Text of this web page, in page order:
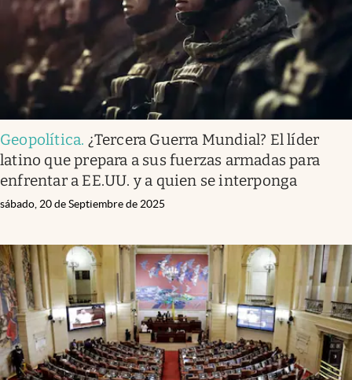
Geopolítica. ¿Tercera Guerra Mundial? El líder
latino que prepara a sus fuerzas armadas para
enfrentar a EE.UU. y a quien se interponga
sábado, 20 de Septiembre de 2025